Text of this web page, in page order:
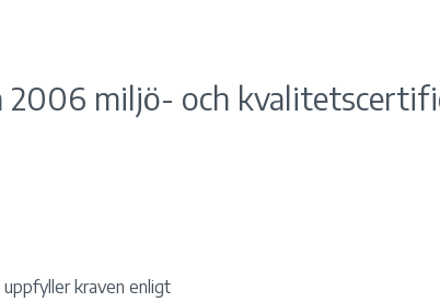
2006 miljö- och
kraven enligt